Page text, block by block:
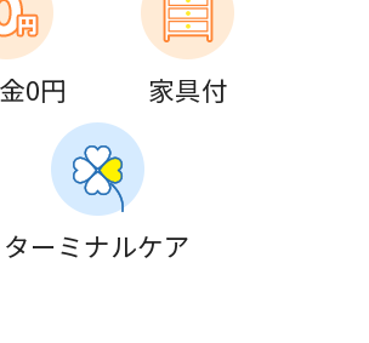
0円 家具付
ターミナルケア